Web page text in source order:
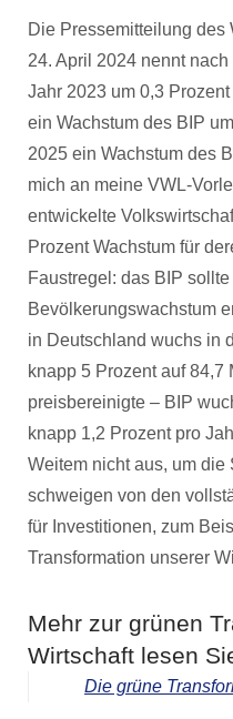
Die Pressemitteilung des
24. April 2024 nennt
Jahr 2023 um 0,3
ein Wachstum des BIP
2025 ein Wachstum des
mich an meine VWL-
entwickelte
Prozent Wachstum für
Faustregel: das BIP
Bevölkerungswachstum
in Deutschland wuchs in
knapp 5 Prozent auf 84,7
preisbereinigte – BIP
knapp 1,2 Prozent pro
Weitem nicht aus, um die
schweigen von den
für Investitionen, zum
Transformation unserer
Mehr zur grünen
Wirtschaft lesen
Die grüne